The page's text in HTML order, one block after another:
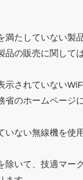
満たしていない製
品の販売に関して
示されていない
省のホームページ
いない無線機を使
除いて、技適マー